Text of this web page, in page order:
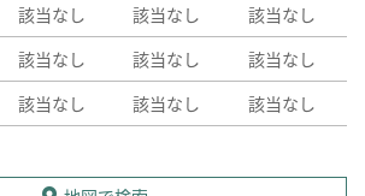
該当なし 該当なし 該当なし
該当なし 該当なし 該当なし
該当なし 該当なし 該当なし